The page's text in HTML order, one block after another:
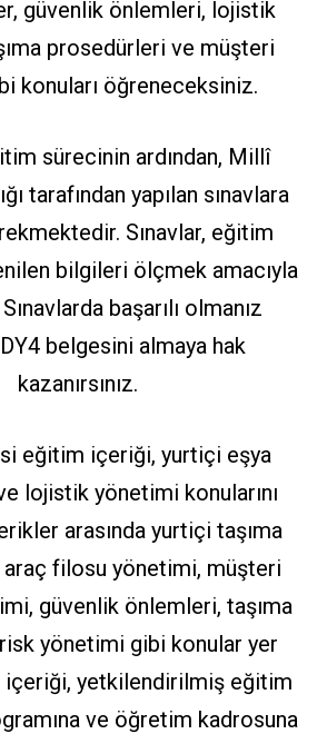
güvenlik önlemleri, lojistik
prosedürleri ve müşteri
konuları öğreneceksiniz.
sürecinin ardından, Millî
tarafından yapılan sınavlara
Sınavlar, eğitim
bilgileri ölçmek amacıyla
başarılı olmanız
belgesini almaya hak
kazanırsınız.
eğitim içeriği, yurtiçi eşya
ve lojistik yönetimi konularını
arasında yurtiçi taşıma
filosu yönetimi, müşteri
güvenlik önlemleri, taşıma
yönetimi gibi konular yer
içeriği, yetkilendirilmiş eğitim
ve öğretim kadrosuna